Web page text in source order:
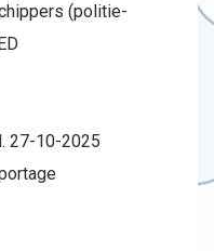
(politie-
27-10-2025